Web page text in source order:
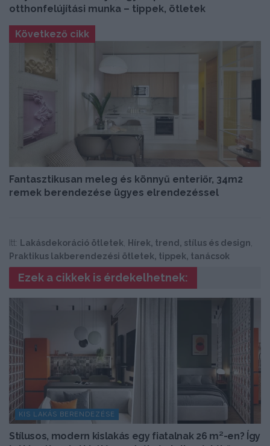
otthonfelújítási munka – tippek, ötletek
Következő cikk
Fantasztikusan meleg és könnyű enteriőr, 34m2
remek berendezése ügyes elrendezéssel
Itt: Lakásdekoráció ötletek Hírek, trend, stílus és design
Praktikus lakberendezési ötletek, tippek, tanácsok
Ezek a cikkek is érdekelhetnek:
KIS LAKÁS BERENDEZÉSE
Stílusos, modern kislakás egy fiatalnak 26 m²-en? Így